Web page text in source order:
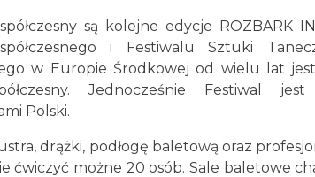
są kolejne edycje ROZBARK
i Festiwalu Sztuki
w Europie Środkowej od wielu lat
Jednocześnie Festiwal jest
Polski.
drążki, podłogę baletową oraz
ćwiczyć możne 20 osób. Sale baletowe